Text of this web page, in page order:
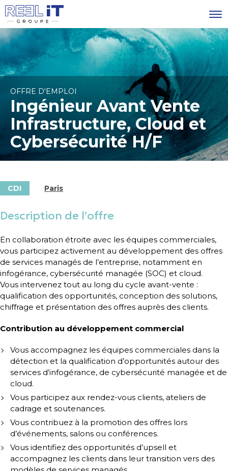
OFFRE D'EMPLOI
Ingénieur Avant Vente
Infrastructure, Cloud et
Cybersécurité H/F
CDI Paris
Description de l’offre
En collaboration étroite avec les équipes commerciales,
vous participez activement au développement des offres
de services managés de l’entreprise, notamment en
infogérance, cybersécurité managée (SOC) et cloud.
Vous intervenez tout au long du cycle avant-vente :
qualification des opportunités, conception des solutions,
chiffrage et présentation des offres auprès des clients.
Contribution au développement commercial
Vous accompagnez les équipes commerciales dans la
détection et la qualification d’opportunités autour des
services d’infogérance, de cybersécurité managée et de
cloud.
Vous participez aux rendez-vous clients, ateliers de
cadrage et soutenances.
Vous contribuez à la promotion des offres lors
d’événements, salons ou conférences.
Vous identifiez des opportunités d’upsell et
accompagnez les clients dans leur transition vers des